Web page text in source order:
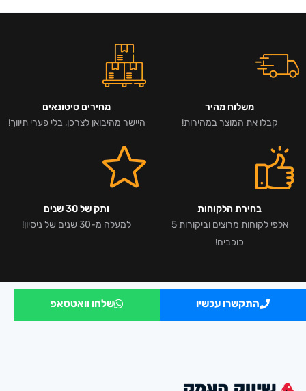
משלוח מהיר
קבלו את המוצר במהירות!
מחירים סיטונאים
היישר מהיבואן לצרכן, בלי פערי תיווך!
בחירת הלקוחות
אלפי לקוחות מרוצים וביקורות 5
כוכבים!
ותק של 30 שנים
למעלה מ-30 שנים של ניסיון!
התקשרו עכשיו שלחו וואטסאפ